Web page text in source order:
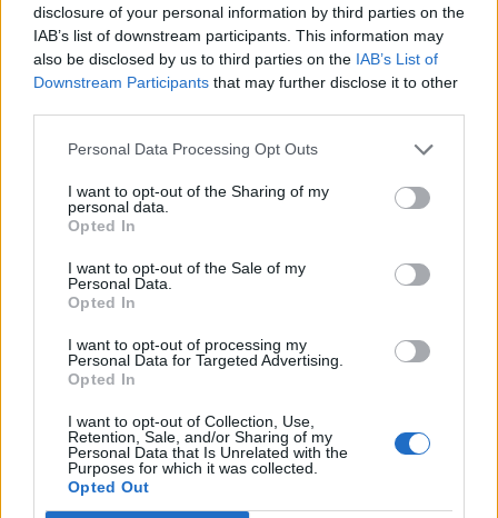
disclosure of your personal information by third parties on the
IAB’s list of downstream participants. This information may
also be disclosed by us to third parties on the IAB’s List of
Downstream Participants that may further disclose it to other
Personal Data Processing Opt Outs
I want to opt-out of the Sharing of my
personal data.
Opted In
I want to opt-out of the Sale of my
Personal Data.
Opted In
I want to opt-out of processing my
Personal Data for Targeted Advertising.
Opted In
I want to opt-out of Collection, Use,
Retention, Sale, and/or Sharing of my
Personal Data that Is Unrelated with the
Purposes for which it was collected.
Opted Out
και τον κίνδυνο καρκίνου
Πάνω από 4.000 φαρμακεία θα διαθέτουν
δωρεάν τα φάρμακα για την παχυσαρκία
μέσω του εθνικού προγράμματος
healthstories